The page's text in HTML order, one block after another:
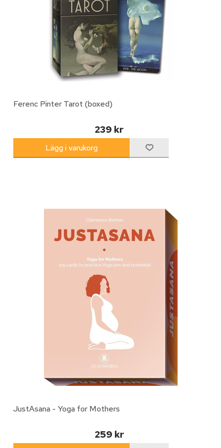
Ferenc Pinter Tarot (boxed)
239 kr
JustAsana - Yoga for Mothers
259 kr